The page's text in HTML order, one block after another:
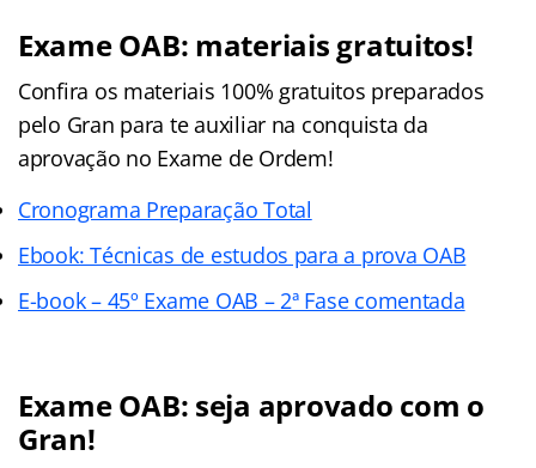
Exame OAB: materiais gratuitos!
Confira os materiais 100% gratuitos preparados
pelo Gran para te auxiliar na conquista da
aprovação no Exame de Ordem!
Cronograma Preparação Total
Ebook: Técnicas de estudos para a prova OAB
E-book – 45º Exame OAB – 2ª Fase comentada
Exame OAB: seja aprovado com o
Gran!